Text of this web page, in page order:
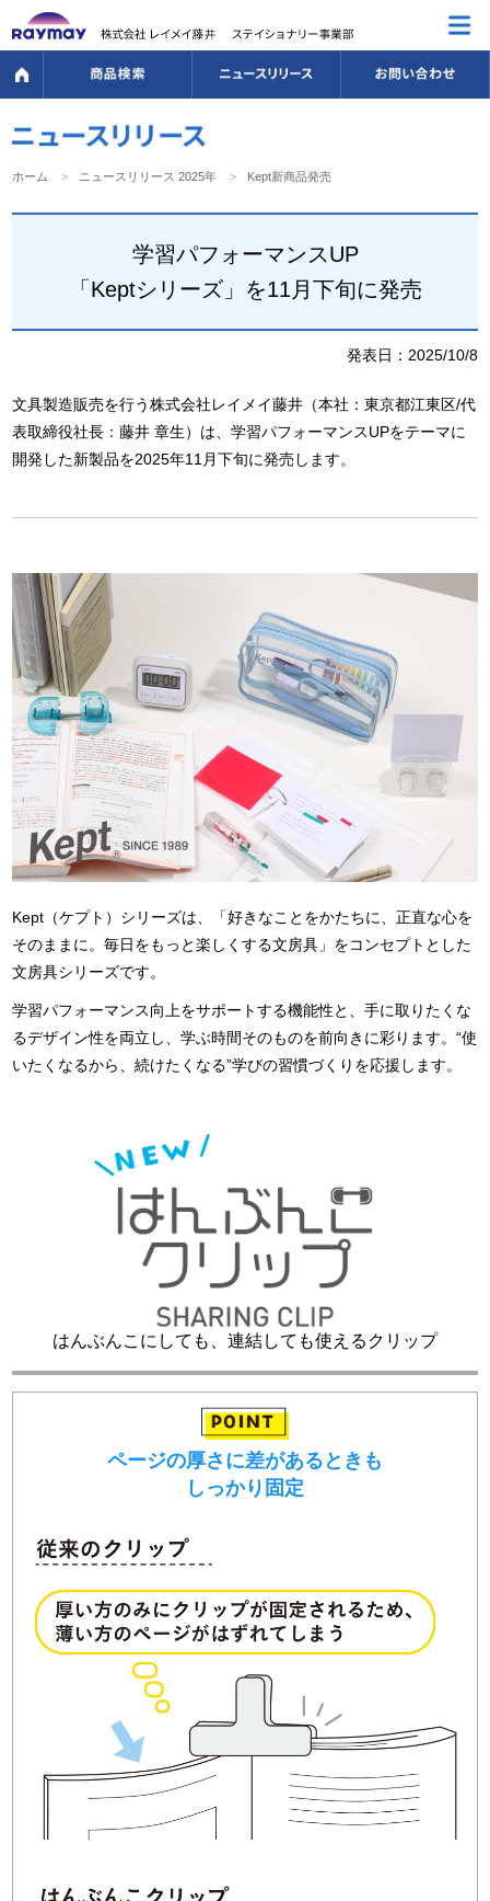
ホーム ニュースリリース 2025年 Kept新商品発売
学習パフォーマンスUP
「Keptシリーズ」を11月下旬に発売
発表日：2025/10/8
文具製造販売を行う株式会社レイメイ藤井（本社：東京都江東区/代
表取締役社長：藤井 章生）は、学習パフォーマンスUPをテーマに
開発した新製品を2025年11月下旬に発売します。
Kept（ケプト）シリーズは、「好きなことをかたちに、正直な心を
そのままに。毎日をもっと楽しくする文房具」をコンセプトとした
文房具シリーズです。
学習パフォーマンス向上をサポートする機能性と、手に取りたくな
るデザイン性を両立し、学ぶ時間そのものを前向きに彩ります。“使
いたくなるから、続けたくなる”学びの習慣づくりを応援します。
はんぶんこにしても、連結しても使えるクリップ
ページの厚さに差があるときも
しっかり固定